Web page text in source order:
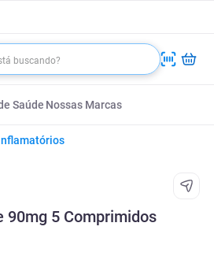
Saúde Nossas Marcas
90mg 5 Comprimidos